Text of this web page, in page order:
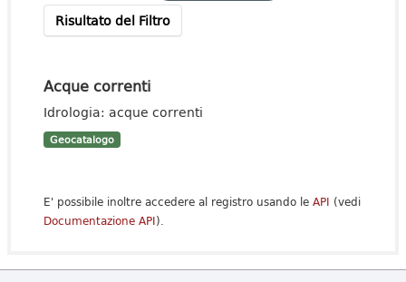
Risultato del Filtro
Acque correnti
Idrologia: acque correnti
Geocatalogo
E' possibile inoltre accedere al registro usando le API (vedi
Documentazione API).